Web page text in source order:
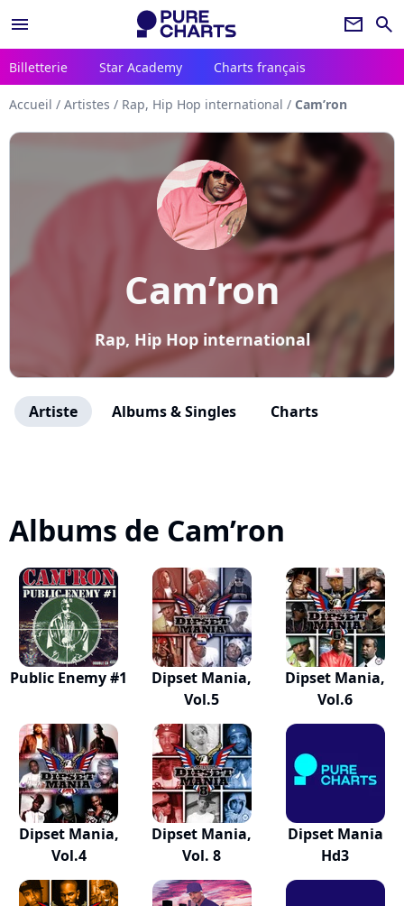
menu newsletter search
Billetterie Star Academy Charts français
Accueil / Artistes / Rap, Hip Hop international / Cam’ron
Cam’ron
Rap, Hip Hop international
Artiste Albums & Singles Charts
Albums de Cam’ron
Public Enemy #1
Dipset Mania,
Vol.5
Dipset Mania,
Vol.6
Dipset Mania,
Vol.4
Dipset Mania,
Vol. 8
Dipset Mania
Hd3